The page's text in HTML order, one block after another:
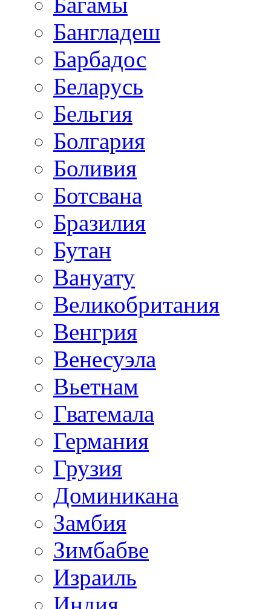
Бангладеш
Барбадос
Беларусь
Бельгия
Болгария
Боливия
Ботсвана
Бразилия
Бутан
Вануату
Великобритания
Венгрия
Венесуэла
Вьетнам
Гватемала
Германия
Грузия
Доминикана
Замбия
Зимбабве
Израиль